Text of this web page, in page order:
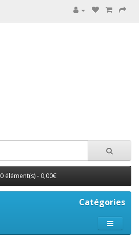
0 élément(s) - 0,00€
Catégories